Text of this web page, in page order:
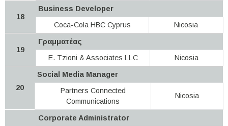
18
Business Developer
Coca-Cola HBC Cyprus
Nicosia
19
Γραμματέας
E. Tzioni & Associates LLC
Nicosia
20
Social Media Manager
Partners Connected
Communications
Nicosia
Corporate Administrator